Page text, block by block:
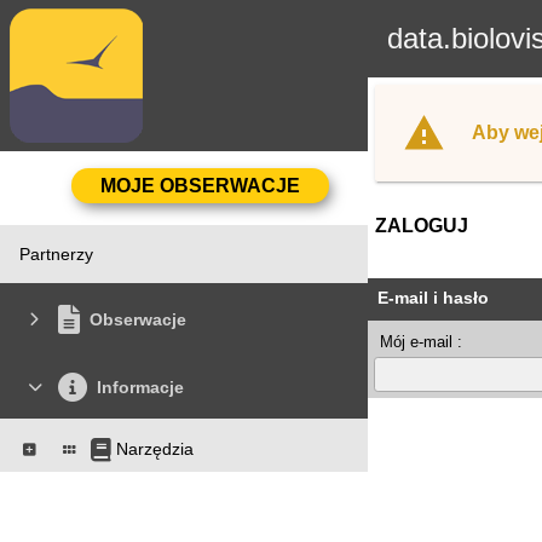
Partnerzy
Obserwacje
Informacje
Narzędzia
Aby
ZALOGUJ
E-mail i hasło
Mój e-mail :